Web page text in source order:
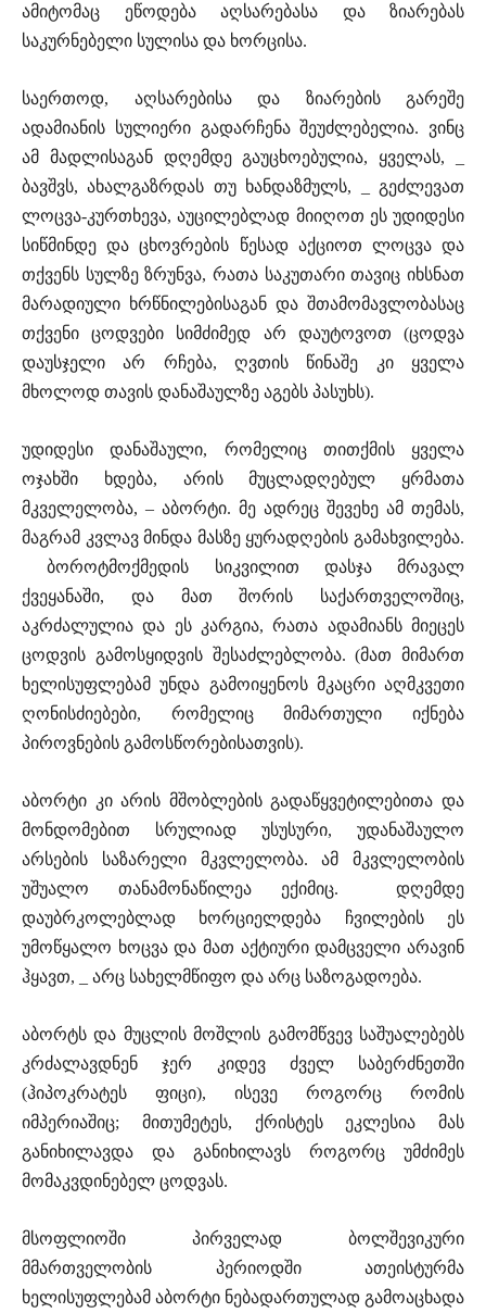
ამიტომაც ეწოდება აღსარებასა და ზიარებას
საკურნებელი სულისა და ხორცისა.
საერთოდ, აღსარებისა და ზიარების გარეშე
ადამიანის სულიერი გადარჩენა შეუძლებელია. ვინც
ამ მადლისაგან დღემდე გაუცხოებულია, ყველას, _
ბავშვს, ახალგაზრდას თუ ხანდაზმულს, _ გეძლევათ
ლოცვა-კურთხევა, აუცილებლად მიიღოთ ეს უდიდესი
სიწმინდე და ცხოვრების წესად აქციოთ ლოცვა და
თქვენს სულზე ზრუნვა, რათა საკუთარი თავიც იხსნათ
მარადიული ხრწნილებისაგან და შთამომავლობასაც
თქვენი ცოდვები სიმძიმედ არ დაუტოვოთ (ცოდვა
დაუსჯელი არ რჩება, ღვთის წინაშე კი ყველა
მხოლოდ თავის დანაშაულზე აგებს პასუხს).
უდიდესი დანაშაული, რომელიც თითქმის ყველა
ოჯახში ხდება, არის მუცლადღებულ ყრმათა
მკველელობა, – აბორტი. მე ადრეც შევეხე ამ თემას,
მაგრამ კვლავ მინდა მასზე ყურადღების გამახვილება.
ბოროტმოქმედის სიკვილით დასჯა მრავალ
ქვეყანაში, და მათ შორის საქართველოშიც,
აკრძალულია და ეს კარგია, რათა ადამიანს მიეცეს
ცოდვის გამოსყიდვის შესაძლებლობა. (მათ მიმართ
ხელისუფლებამ უნდა გამოიყენოს მკაცრი აღმკვეთი
ღონისძიებები, რომელიც მიმართული იქნება
პიროვნების გამოსწორებისათვის).
აბორტი კი არის მშობლების გადაწყვეტილებითა და
მონდომებით სრულიად უსუსური, უდანაშაულო
არსების საზარელი მკვლელობა. ამ მკვლელობის
უშუალო თანამონაწილეა ექიმიც. დღემდე
დაუბრკოლებლად ხორციელდება ჩვილების ეს
უმოწყალო ხოცვა და მათ აქტიური დამცველი არავინ
ჰყავთ, _ არც სახელმწიფო და არც საზოგადოება.
აბორტს და მუცლის მოშლის გამომწვევ საშუალებებს
კრძალავდნენ ჯერ კიდევ ძველ საბერძნეთში
(ჰიპოკრატეს ფიცი), ისევე როგორც რომის
იმპერიაშიც; მითუმეტეს, ქრისტეს ეკლესია მას
განიხილავდა და განიხილავს როგორც უმძიმეს
მომაკვდინებელ ცოდვას.
მსოფლიოში პირველად ბოლშევიკური
მმართველობის პერიოდში ათეისტურმა
ხელისუფლებამ აბორტი ნებადართულად გამოაცხადა